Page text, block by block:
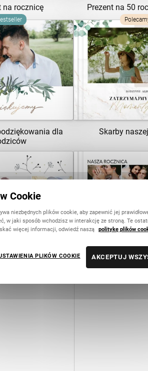
na rocznicę Prezent na 50
dla
SZABLON
Skarby
ZOBACZ
Prezent na 10
Cookie
niezbędnych plików cookie, aby zapewnić jej
w jaki sposób wchodzisz w interakcję ze stroną. Te
więcej informacji, odwiedź naszą politykę plików
PLIKÓW COOKIE AKCEPTUJ